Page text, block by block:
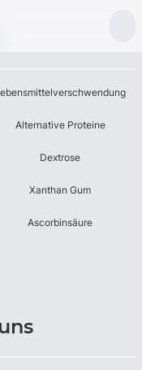
Alternative Proteine
Dextrose
Xanthan Gum
Ascorbinsäure